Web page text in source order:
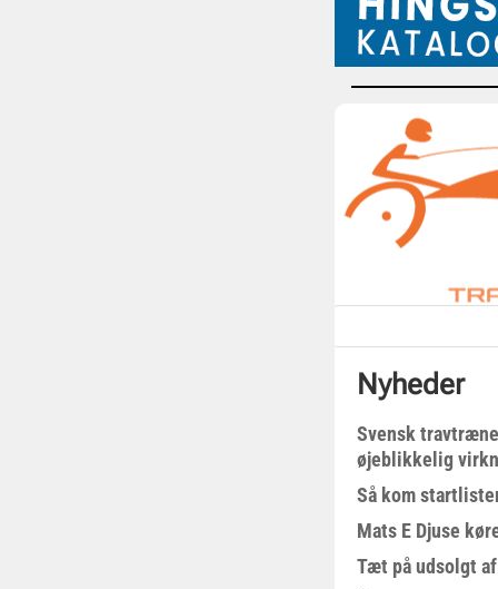
Nyheder
Svensk
øjeblikkelig
Så kom
Mats E Djuse
Tæt på udsolgt